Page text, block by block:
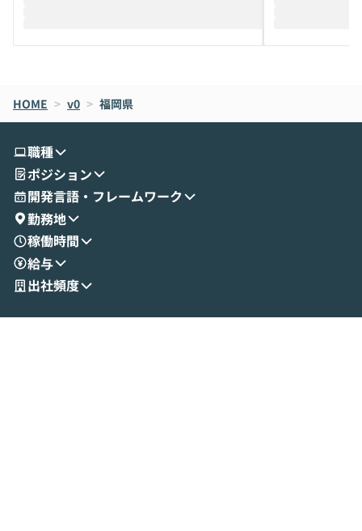
メルカリでの判断基準をもとに「なぜClau
oworkの基本的な機能をご紹介いただきま
す。 続く公開デモでは、実際にCoworkを
せいただきます。数分でワークフローが完
成する手軽さや、Gmail等の外部サービス
とセキュアに連携できるポイントなど、実
演を通じて具体的なイメージをお届けしま
す。 後半のディスカッションでは、セキュ
リティの考え方や社内導入の進め方など、
現場目線でさらに深掘りしていきます。
「自分の業務をAIで自動化してみたいけ
いう方にこそ参加いただきたいイベントで
それぞれの本当
ント構築の最前
HOME > v0 > 福岡県
職種
ポジション
開発言語・フレームワーク
勤務地
稼働時間
給与
出社頻度